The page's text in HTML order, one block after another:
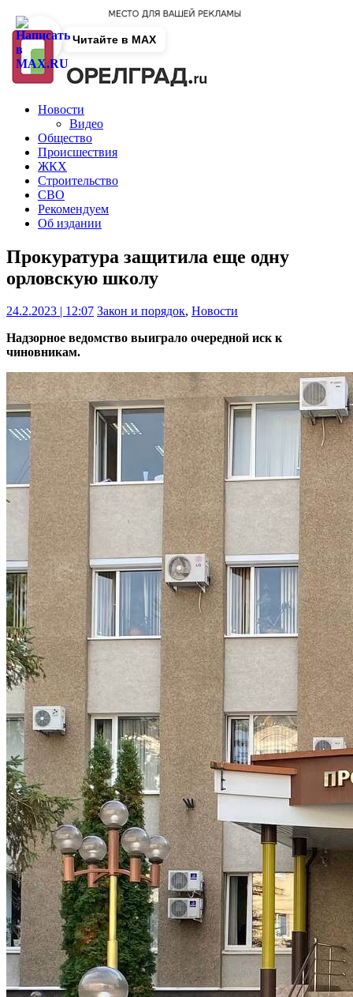
Новости
Видео
Общество
Происшествия
ЖКХ
Строительство
СВО
Рекомендуем
Об издании
Прокуратура защитила еще одну
орловскую школу
24.2.2023 | 12:07 Закон и порядок, Новости
Надзорное ведомство выиграло очередной иск к
чиновникам.
Читайте в MAX